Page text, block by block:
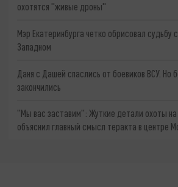
охотятся "живые дроны"
Мэр Екатеринбурга четко обрисовал судьбу
Западном
Даня с Дашей спаслись от боевиков ВСУ.
закончились
"Мы вас заставим": Жуткие детали охоты на
объяснил главный смысл теракта в центре